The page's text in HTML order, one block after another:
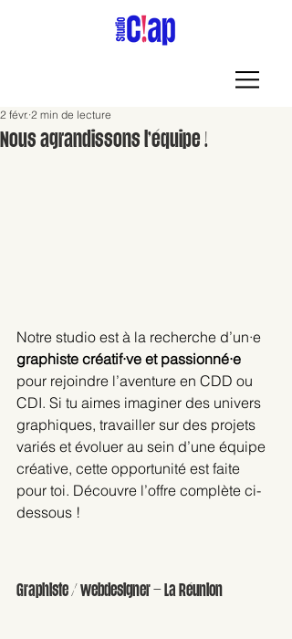
Nous agrandissons l’équipe !
2 févr. 2 min de lecture
Notre studio est à la recherche d’un·e
graphiste créatif·ve et passionné·e
pour rejoindre l’aventure en CDD ou
CDI. Si tu aimes imaginer des univers
graphiques, travailler sur des projets
variés et évoluer au sein d’une équipe
créative, cette opportunité est faite
pour toi. Découvre l’offre complète ci-
dessous !
Graphiste / webdesigner – La Réunion